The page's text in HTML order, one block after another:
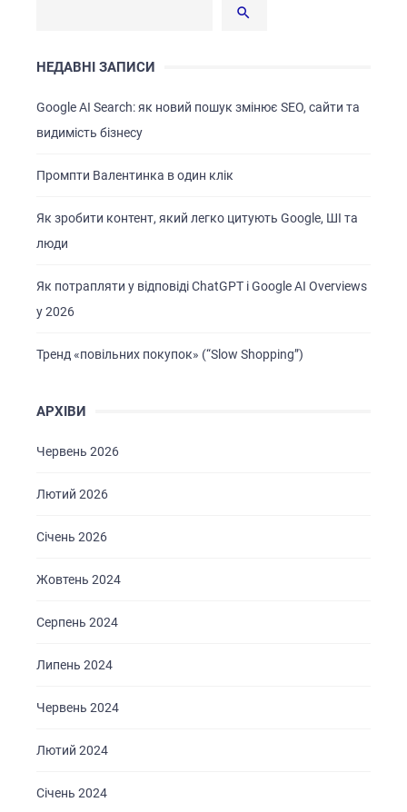
НЕДАВНІ ЗАПИСИ
Google AI Search: як новий пошук змінює SEO, сайти та
видимість бізнесу
Промпти Валентинка в один клік
Як зробити контент, який легко цитують Google, ШІ та
люди
Як потрапляти у відповіді ChatGPT і Google AI Overviews
у 2026
Тренд «повільних покупок» (“Slow Shopping”)
АРХІВИ
Червень 2026
Лютий 2026
Січень 2026
Жовтень 2024
Серпень 2024
Липень 2024
Червень 2024
Лютий 2024
Січень 2024